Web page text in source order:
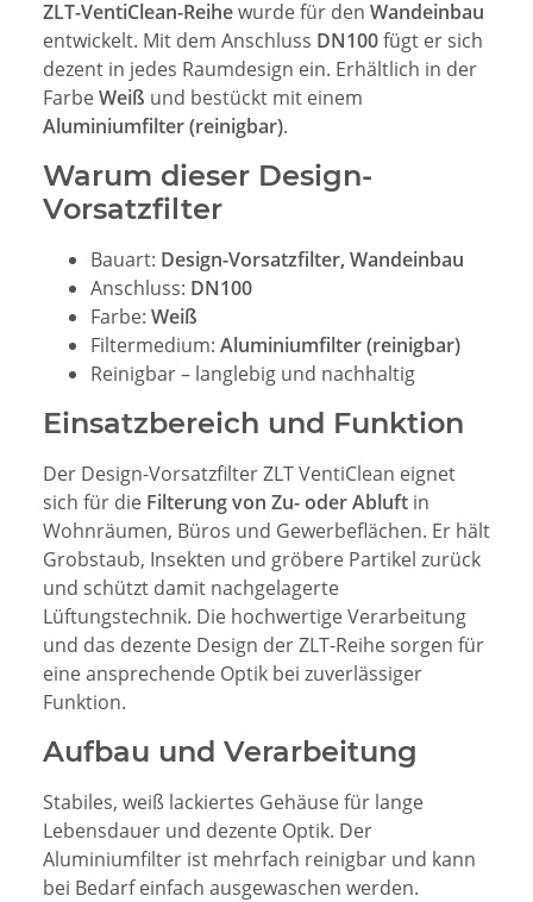
ZLT-VentiClean-Reihewurde für den Wandeinbau
entwickelt. Mit dem Anschluss DN100fügt er sich
dezent in jedes Raumdesign ein. Erhältlich in der
FarbeWeiß und bestückt mit einem
Aluminiumfilter (reinigbar).
Warum dieser Design-
Vorsatzfilter
Bauart: Design-Vorsatzfilter, Wandeinbau
Anschluss: DN100
Farbe: Weiß
Filtermedium: Aluminiumfilter (reinigbar)
Reinigbar – langlebig und nachhaltig
Einsatzbereich und Funktion
Der Design-Vorsatzfilter ZLT VentiClean eignet
sich für die Filterung von Zu- oder Abluft in
Wohnräumen, Büros und Gewerbeflächen. Er hält
Grobstaub, Insekten und gröbere Partikel zurück
und schützt damit nachgelagerte
Lüftungstechnik. Die hochwertige Verarbeitung
und das dezente Design der ZLT-Reihe sorgen für
eine ansprechende Optik bei zuverlässiger
Funktion.
Aufbau und Verarbeitung
Stabiles, weiß lackiertes Gehäuse für lange
Lebensdauer und dezente Optik. Der
Aluminiumfilter ist mehrfach reinigbar und kann
bei Bedarf einfach ausgewaschen werden.